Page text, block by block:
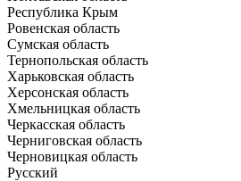
Республика Крым
Ровенская область
Сумская область
Тернопольская область
Харьковская область
Херсонская область
Хмельницкая область
Черкасская область
Черниговская область
Черновицкая область
Русский